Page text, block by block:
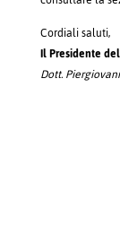
Cordiali saluti,
Il Presidente
Dott.